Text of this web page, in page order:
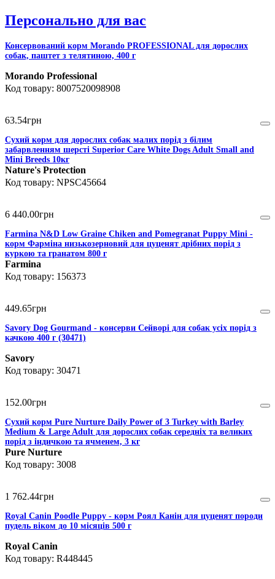
Персонально для вас
Консервований корм Morando PROFESSIONAL для дорослих
собак, паштет з телятиною, 400 г
Morando Professional
8007520098908
63.54грн
Сухий корм для дорослих собак малих порід з білим
забарвленням шерсті Superior Care White Dogs Adult Small and
Mini Breeds 10кг
Nature's Protection
NPSC45664
6 440.00грн
Farmina N&D Low Graine Chiken and Pomegranat Puppy Mini -
корм Фарміна низькозерновий для цуценят дрібних порід з
куркою та гранатом 800 г
Farmina
156373
449.65грн
Savory Dog Gourmand - консерви Сейворі для собак усіх порід з
качкою 400 г (30471)
Savory
30471
152.00грн
Сухий корм Pure Nurture Daily Power of 3 Turkey with Barley
Medium & Large Adult для дорослих собак середніх та великих
порід з індичкою та ячменем, 3 кг
Pure Nurture
3008
1 762.44грн
Royal Canin Poodle Puppy - корм Роял Канін для цуценят породи
пудель віком до 10 місяців 500 г
Royal Canin
R448445